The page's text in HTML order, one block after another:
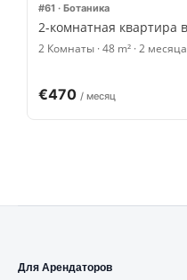
#61 · Ботаника
2 Комнаты · 48 m² · 2 месяца
€470 / месяц
Для Арендаторов